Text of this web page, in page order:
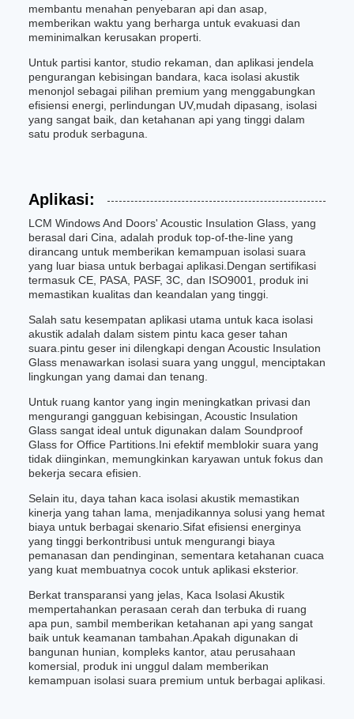
membantu menahan penyebaran api dan asap,
memberikan waktu yang berharga untuk evakuasi dan
meminimalkan kerusakan properti.
Untuk partisi kantor, studio rekaman, dan aplikasi jendela
pengurangan kebisingan bandara, kaca isolasi akustik
menonjol sebagai pilihan premium yang menggabungkan
efisiensi energi, perlindungan UV,mudah dipasang, isolasi
yang sangat baik, dan ketahanan api yang tinggi dalam
satu produk serbaguna.
Aplikasi:
LCM Windows And Doors' Acoustic Insulation Glass, yang
berasal dari Cina, adalah produk top-of-the-line yang
dirancang untuk memberikan kemampuan isolasi suara
yang luar biasa untuk berbagai aplikasi.Dengan sertifikasi
termasuk CE, PASA, PASF, 3C, dan ISO9001, produk ini
memastikan kualitas dan keandalan yang tinggi.
Salah satu kesempatan aplikasi utama untuk kaca isolasi
akustik adalah dalam sistem pintu kaca geser tahan
suara.pintu geser ini dilengkapi dengan Acoustic Insulation
Glass menawarkan isolasi suara yang unggul, menciptakan
lingkungan yang damai dan tenang.
Untuk ruang kantor yang ingin meningkatkan privasi dan
mengurangi gangguan kebisingan, Acoustic Insulation
Glass sangat ideal untuk digunakan dalam Soundproof
Glass for Office Partitions.Ini efektif memblokir suara yang
tidak diinginkan, memungkinkan karyawan untuk fokus dan
bekerja secara efisien.
Selain itu, daya tahan kaca isolasi akustik memastikan
kinerja yang tahan lama, menjadikannya solusi yang hemat
biaya untuk berbagai skenario.Sifat efisiensi energinya
yang tinggi berkontribusi untuk mengurangi biaya
pemanasan dan pendinginan, sementara ketahanan cuaca
yang kuat membuatnya cocok untuk aplikasi eksterior.
Berkat transparansi yang jelas, Kaca Isolasi Akustik
mempertahankan perasaan cerah dan terbuka di ruang
apa pun, sambil memberikan ketahanan api yang sangat
baik untuk keamanan tambahan.Apakah digunakan di
bangunan hunian, kompleks kantor, atau perusahaan
komersial, produk ini unggul dalam memberikan
kemampuan isolasi suara premium untuk berbagai aplikasi.